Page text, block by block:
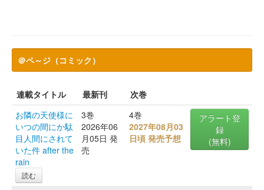
＠ペ～ジ（コミック）
連載タイトル 最新刊
次巻
お隣の天使様に
いつの間にか駄
目人間にされて
いた件 after the
rain
読む
3巻
2026年06
月05日 発
売
4巻
2027年08月03
日頃 発売予想
アラート登
録
(無料)